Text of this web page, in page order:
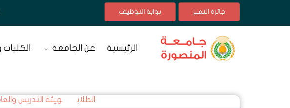
جائزة التميز بوابة التوظيف
الرئيسية عن الجامعة الكليات
الطلاب هيئة التدريس